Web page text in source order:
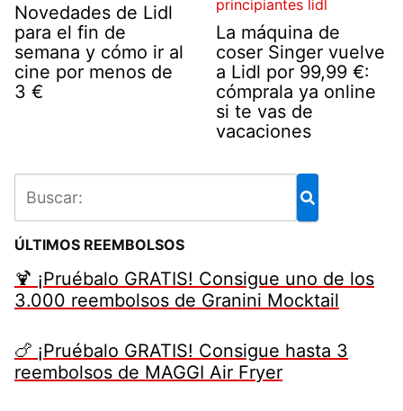
Novedades de Lidl
para el fin de
semana y cómo ir al
cine por menos de
3 €
La máquina de
coser Singer vuelve
a Lidl por 99,99 €:
cómprala ya online
si te vas de
vacaciones
ÚLTIMOS REEMBOLSOS
🍹 ¡Pruébalo GRATIS! Consigue uno de los
3.000 reembolsos de Granini Mocktail
🍗 ¡Pruébalo GRATIS! Consigue hasta 3
reembolsos de MAGGI Air Fryer